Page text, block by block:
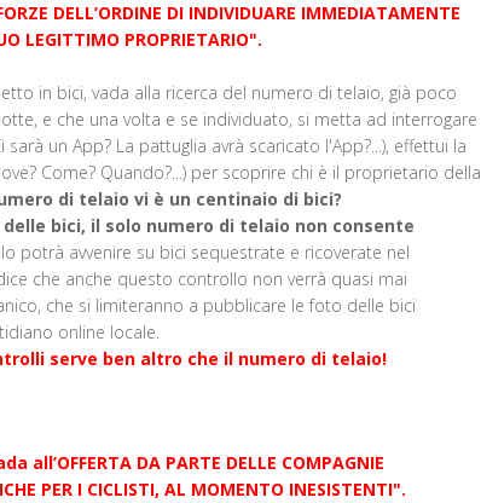
DELL’ORDINE DI INDIVIDUARE IMMEDIATAMENTE
LEGITTIMO PROPRIETARIO".
in bici, vada alla ricerca del numero di telaio, già poco
e che una volta e se individuato, si metta ad interrogare
un App? La pattuglia avrà scaricato l'App?...), effettui la
Come? Quando?...) per scoprire chi è il proprietario della
di telaio vi è un centinaio di bici?
bici, il solo numero di telaio non consente
potrà avvenire su bici sequestrate e ricoverate nel
che anche questo controllo non verrà quasi mai
che si limiteranno a pubblicare le foto delle bici
online locale.
serve ben altro che il numero di telaio!
DA PARTE DELLE COMPAGNIE
PER I CICLISTI, AL MOMENTO INESISTENTI".